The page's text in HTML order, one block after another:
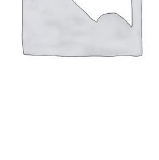
Plantes
Plantes